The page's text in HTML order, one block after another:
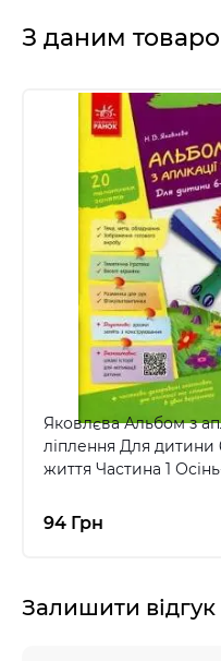
З даним
Яковлєва Альбом з
ліплення Для дитини
життя Частина 1
94 Грн
Залишити відгук